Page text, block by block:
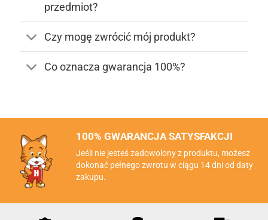
przedmiot?
Czy mogę zwrócić mój produkt?
Co oznacza gwarancja 100%?
100% GWARANCJA SATYSFAKCJI
Jeśli nie jesteś zadowolony z produktu, możesz
dokonać pełnego zwrotu w ciągu 14 dni od daty
zakupu.